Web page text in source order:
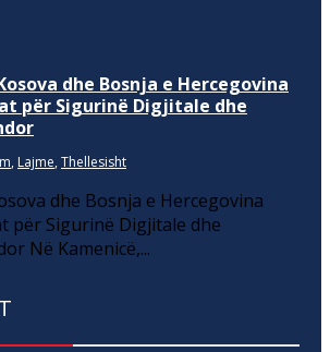
dhe Bosnja e Hercegovina
për Sigurinë Digjitale dhe
, Lajme, Thellesisht
dhe Bosnja e Hercegovina
për Sigurinë Digjitale dhe
Në Kamenicë,...